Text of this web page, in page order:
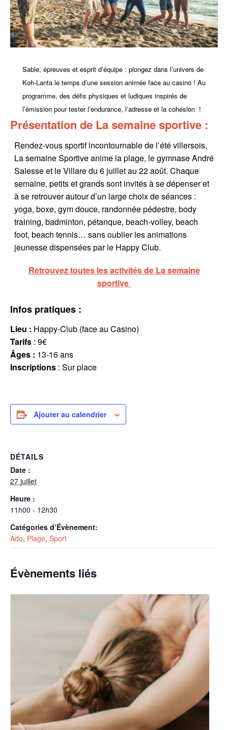
Sable, épreuves et esprit d’équipe : plongez dans l’univers de
Koh-Lanta le temps d’une session animée face au casino ! Au
programme, des défis physiques et ludiques inspirés de
l’émission pour tester l’endurance, l’adresse et la cohésion !
Présentation de La semaine sportive :
Rendez-vous sportif incontournable de l’été villersois,
La semaine Sportive anime la plage, le gymnase André
Salesse et le Villare du 6 juillet au 22 août. Chaque
semaine, petits et grands sont invités à se dépenser et
à se retrouver autour d’un large choix de séances :
yoga, boxe, gym douce, randonnée pédestre, body
training, badminton, pétanque, beach-volley, beach
foot, beach tennis… sans oublier les animations
jeunesse dispensées par le Happy Club.
Retrouvez toutes les activités de La semaine
sportive
Infos pratiques :
Lieu : Happy-Club (face au Casino)
Tarifs : 9€
Âges : 13-16 ans
Inscriptions : Sur place
Ajouter au calendrier
DÉTAILS
Date :
27 juillet
Heure :
11h00 - 12h30
Catégories d’Évènement:
Ado, Plage, Sport
Évènements liés